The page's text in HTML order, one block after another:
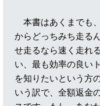
本書はあくまでも
からどっちみち走る
せ走るなら速く走れ
い、最も効率の良い
を知りたいという方
いう訳で、全額返金